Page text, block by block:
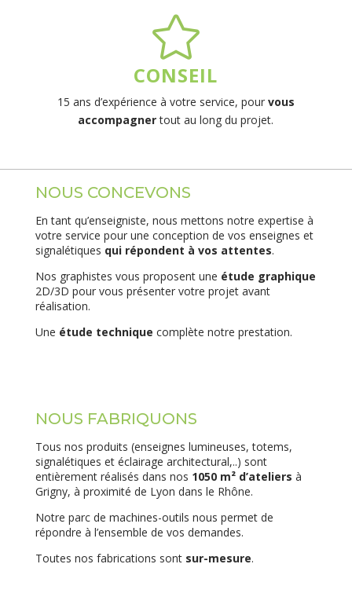

CONSEIL
15 ans d’expérience à votre service, pour vous
accompagnertout au long du projet.
NOUS CONCEVONS
En tant qu’enseigniste, nous mettons notre expertise à
votre service pour une conception de vos enseignes et
signalétiques qui répondent à vos attentes.
Nos graphistes vous proposent une étude graphique
2D/3D pour vous présenter votre projet avant
réalisation.
Une étude technique complète notre prestation.
NOUS FABRIQUONS
Tous nos produits (enseignes lumineuses, totems,
signalétiques et éclairage architectural,..) sont
entièrement réalisés dans nos 1050 m² d’ateliers à
Grigny, à proximité de Lyon dans le Rhône.
Notre parc de machines-outils nous permet de
répondre à l’ensemble de vos demandes.
Toutes nos fabrications sont sur-mesure.